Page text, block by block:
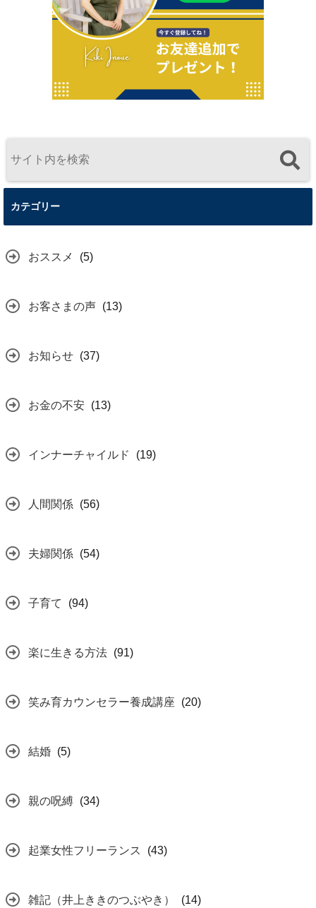
カテゴリー
おススメ (5)
お客さまの声 (13)
お知らせ (37)
お金の不安 (13)
インナーチャイルド (19)
人間関係 (56)
夫婦関係 (54)
子育て (94)
楽に生きる方法 (91)
笑み育カウンセラー養成講座 (20)
結婚 (5)
親の呪縛 (34)
起業女性フリーランス (43)
雑記（井上ききのつぶやき） (14)